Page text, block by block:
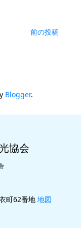
前の投稿
Blogger.
協会
町62番地 地図